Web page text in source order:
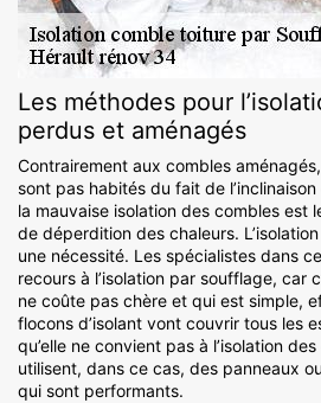
Les méthodes pour
perdus et aménagés
Contrairement aux combles
sont pas habités du fait de
la mauvaise isolation des combles est
de déperdition des chaleurs.
une nécessité. Les spécialistes dans
recours à l’isolation par soufflage, car
ne coûte pas chère et qui est simple,
flocons d’isolant vont couvrir tous les
qu’elle ne convient pas à l’isolation
utilisent, dans ce cas, des panneaux
qui sont performants.